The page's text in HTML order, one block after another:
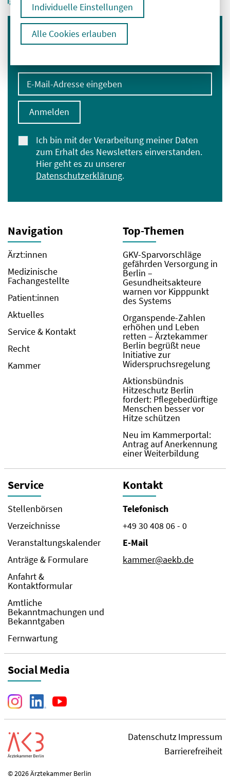
Individuelle Einstellungen
Alle Cookies erlauben
Immer informiert bleiben
E-Mail-Adresse eingeben
Ich bin mit der Verarbeitung meiner Daten
zum Erhalt des Newsletters einverstanden.
Hier geht es zu unserer
Datenschutzerklärung.
Anmelden
Navigation
Ärzt:innen
Medizinische
Fachangestellte
Patient:innen
Aktuelles
Service & Kontakt
Recht
Kammer
Top-Themen
GKV-Sparvorschläge
gefährden Versorgung in
Berlin –
Gesundheitsakteure
warnen vor Kipppunkt
des Systems
Organspende-Zahlen
erhöhen und Leben
retten – Ärztekammer
Berlin begrüßt neue
Initiative zur
Widerspruchsregelung
Aktionsbündnis
Hitzeschutz Berlin
fordert: Pflegebedürftige
Menschen besser vor
Hitze schützen
Neu im Kammerportal:
Antrag auf Anerkennung
einer Weiterbildung
Service
Stellenbörsen
Verzeichnisse
Veranstaltungskalender
Anträge & Formulare
Anfahrt &
Kontaktformular
Amtliche
Bekanntmachungen und
Bekanntgaben
Fernwartung
Kontakt
Telefonisch
+49 30 408 06 - 0
E-Mail
kammer@aekb.de
Social Media
DatenschutzImpressum
Barrierefreiheit
© 2026 Ärztekammer Berlin